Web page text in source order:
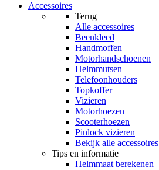
Accessoires
Terug
Alle accessoires
Beenkleed
Handmoffen
Motorhandschoenen
Helmmutsen
Telefoonhouders
Topkoffer
Vizieren
Motorhoezen
Scooterhoezen
Pinlock vizieren
Bekijk alle accessoires
Tips en informatie
Helmmaat berekenen